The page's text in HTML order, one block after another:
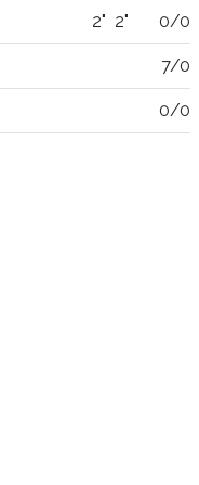
2" 2" 0/0
7/0
0/0